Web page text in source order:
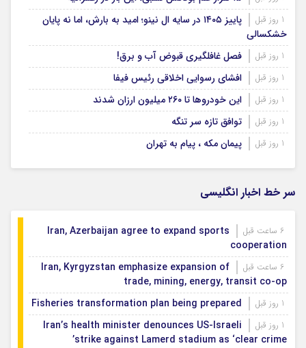
پاییز ۱۴۰۵ در سایه ال‌ نینو؛ امید به بارش، اما نه پایان
خشکسالی
فصل غافلگیری قبوض آب و برق!
افشای رسوایی اخلاقی رئیس فیفا
این خودروها تا ۲۶۰ میلیون ارزان شدند
توافق تازه سر تنگه
پیمان مکه ، پیام به تهران
سر خط اخبار انگلیسی
Iran, Azerbaijan agree to expand sports
cooperation
Iran, Kyrgyzstan emphasize expansion of
trade, mining, energy, transit co-op
Fisheries transformation plan being prepared
Iran’s health minister denounces US-Israeli
strike against Lamerd stadium as ‘clear crime’